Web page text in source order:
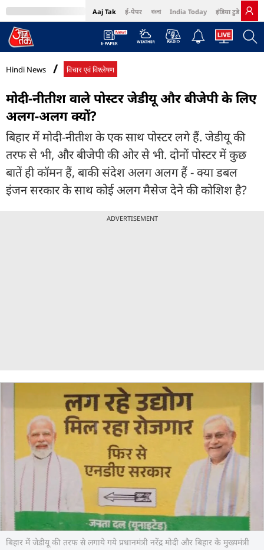
Aaj Tak ई-पेपर বাংলা India Today इंडिया टुडे हिंदी
MumbaiTak Cosmopolitan Harper's Bazaar Northeast
Hindi News विचार एवं विश्लेषण
मोदी-नीतीश वाले पोस्टर जेडीयू और बीजेपी के ल‍िए
अलग-अलग क्‍यों?
बिहार में मोदी-नीतीश के एक साथ पोस्टर लगे हैं. जेडीयू की
तरफ से भी, और बीजेपी की ओर से भी. दोनों पोस्टर में कुछ
बातें ही कॉमन हैं, बाकी संदेश अलग अलग हैं - क्या डबल
इंजन सरकार के साथ कोई अलग मैसेज देने की कोशिश है?
ADVERTISEMENT
बिहार में जेडीयू की तरफ से लगाये गये प्रधानमंत्री नरेंद्र मोदी और बिहार के मुख्यमंत्री